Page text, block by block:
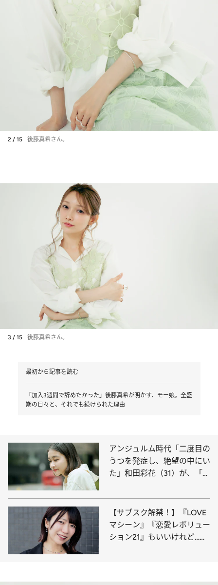
2 / 15 後藤真希さん。
3 / 15 後藤真希さん。
最初から記事を読む
「加入3週間で辞めたかった」後藤真希が明かす、モー娘。全盛
期の日々と、それでも続けられた理由
アンジュルム時代「二度目の
うつを発症し、絶望の中にい
た」和田彩花（31）が、「ア
た」と思えるまで
【サブスク解禁！】『LOVE
マシーン』『恋愛レボリュー
ション21』もいいけれど…無